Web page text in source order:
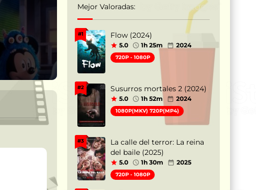
Mejor Valoradas:
#1 Flow (2024)
5.0 1h 25m 2024
720P - 1080P
#2 Susurros mortales 2 (2024)
5.0 1h 52m 2024
1080P(MKV) 720P(MP4)
#3
La calle del terror: La reina
del baile (2025)
5.0 1h 30m 2025
720P - 1080P